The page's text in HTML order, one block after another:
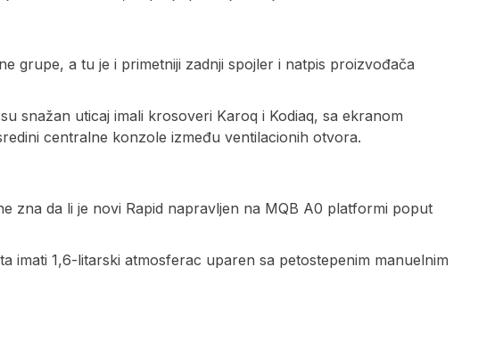
grupe, a tu je i primetniji zadnji spojler i natpis proizvođača
snažan uticaj imali krosoveri Karoq i Kodiaq, sa ekranom
centralne konzole između ventilacionih otvora.
zna da li je novi Rapid napravljen na MQB A0 platformi poput
imati 1,6-litarski atmosferac uparen sa petostepenim manuelnim